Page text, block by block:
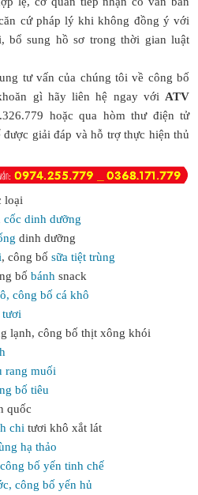
cứ pháp lý khi không đồng ý với
bổ sung hồ sơ trong thời gian luật
tư vấn của chúng tôi về công bố
gì hãy liên hệ ngay với ATV
hoặc qua hòm thư điện tử
được giải đáp và hỗ trợ thực hiện thủ
loại
dinh dưỡng
dinh dưỡng
, công bố sữa tiệt trùng
bố bánh snack
công bố cá khô
lạnh, công bố thịt xông khói
rang muối
bố tiêu
quốc
chi tươi khô xắt lát
hạ thảo
bố yến tinh chế
công bố yến hủ